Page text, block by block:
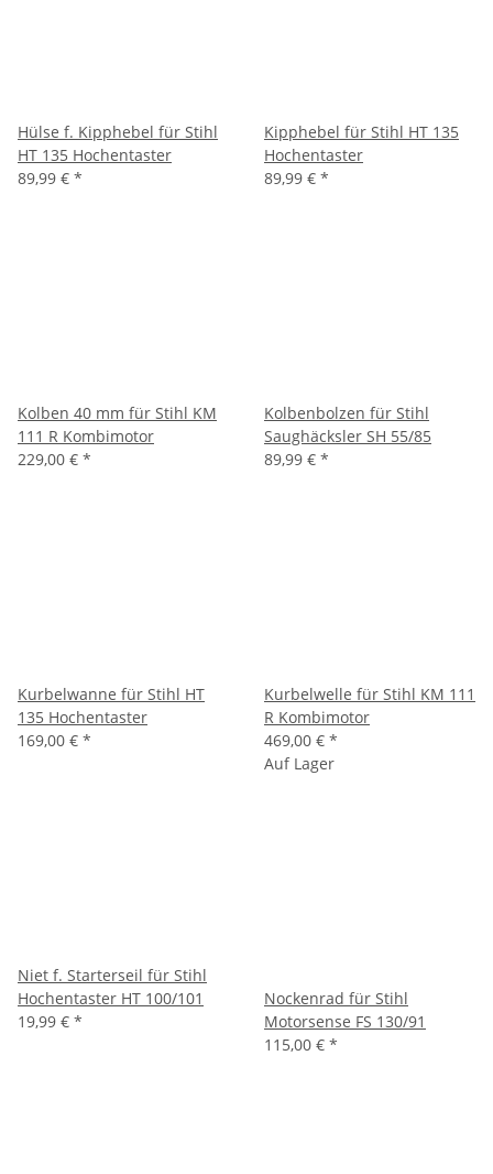
Hülse f. Kipphebel für Stihl
HT 135 Hochentaster
89,99 € *
Kipphebel für Stihl HT 135
Hochentaster
89,99 € *
Kolben 40 mm für Stihl KM
111 R Kombimotor
229,00 € *
Kolbenbolzen für Stihl
Saughäcksler SH 55/85
89,99 € *
Kurbelwanne für Stihl HT
135 Hochentaster
169,00 € *
Kurbelwelle für Stihl KM 111
R Kombimotor
469,00 € *
Niet f. Starterseil für Stihl
Hochentaster HT 100/101
19,99 € *
Auf Lager
Nockenrad für Stihl
Motorsense FS 130/91
115,00 € *